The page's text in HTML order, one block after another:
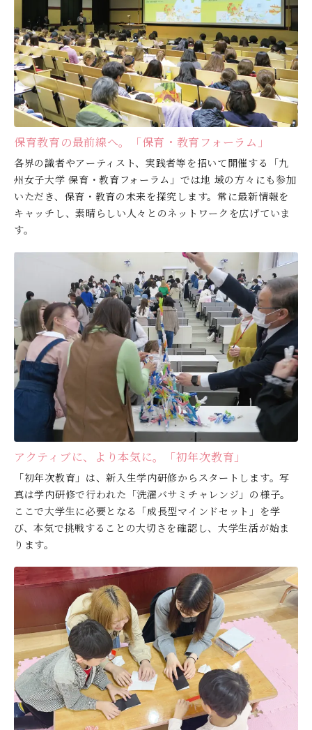
保育教育の最前線へ。「保育・教育フォーラム」
各界の識者やアーティスト、実践者等を招いて開催する「九
州女子大学 保育・教育フォーラム」では地 域の方々にも参加
いただき、保育・教育の未来を探究します。常に最新情報を
キャッチし、素晴らしい人々とのネットワークを広げていま
す。
アクティブに、より本気に。「初年次教育」
「初年次教育」は、新入生学内研修からスタートします。写
真は学内研修で行われた「洗濯バサミチャレンジ」の様子。
ここで大学生に必要となる「成長型マインドセット」を学
び、本気で挑戦することの大切さを確認し、大学生活が始ま
ります。